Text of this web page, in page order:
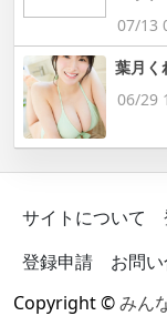
07/13
葉月
06/29
サイトについて
登録申請
お問
Copyright ©みん